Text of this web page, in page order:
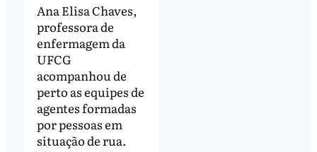
Ana Elisa Chaves,
professora de
enfermagem da
UFCG
acompanhou de
perto as equipes de
agentes formadas
por pessoas em
situação de rua.